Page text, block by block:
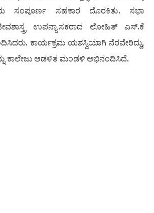
ಸಂಪೂರ್ಣ ಸಹಕಾರ ದೊರಕಿತು. ಸಭಾ
ಉಪನ್ಯಾಸಕರಾದ ಲೋಹಿತ್ ಎಸ್.ಕೆ
ಕಾರ್ಯಕ್ರಮ ಯಶಸ್ವಿಯಾಗಿ ನೆರವೇರಿದ್ದು,
ಕಾಲೇಜು ಆಡಳಿತ ಮಂಡಳಿ ಅಭಿನಂದಿಸಿದೆ.